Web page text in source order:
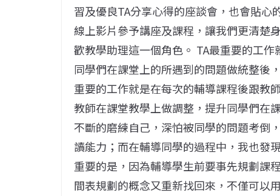
習及優良TA分享心得的座談會，也會貼
線上影片參予講座及課程，讓我們更清楚
歡教學助理這一個角色。 TA最重要的工
同學們在課堂上的所遇到的問題做統整後
重要的工作就是在每次的輔導課程後跟教
教師在課堂教學上做調整，提升同學們在
不斷的磨練自己，深怕被同學的問題考倒
讀能力；而在輔導同學的過程中，我也發
重要的是，因為輔導學生前要事先規劃課
間表規劃的概念又重新找回來，不僅可以